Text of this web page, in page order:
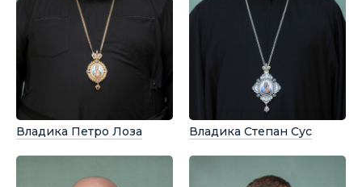
Владика Петро Лоза Владика Степан Сус